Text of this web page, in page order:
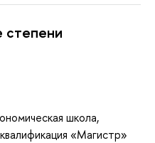
степени
школа,
«Магистр»